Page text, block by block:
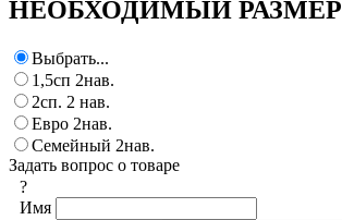
НЕОБХОДИМЫЙ РАЗМЕР
Выбрать...
1,5сп 2нав.
2сп. 2 нав.
Евро 2нав.
Семейный 2нав.
Задать вопрос о товаре
?
Имя